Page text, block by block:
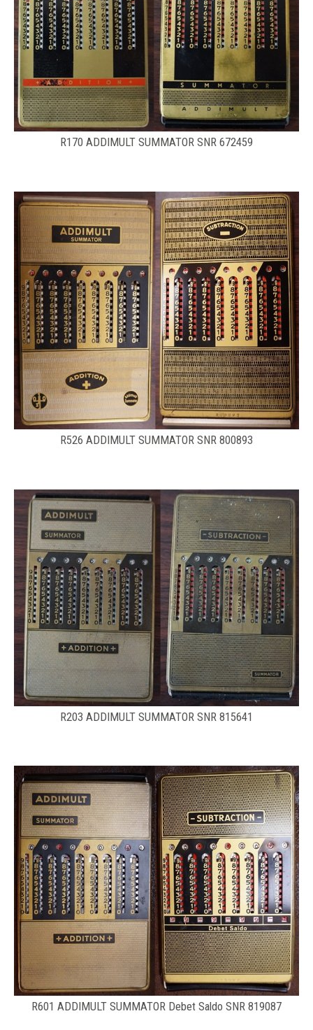
R170 ADDIMULT SUMMATOR SNR 672459
R526 ADDIMULT SUMMATOR SNR 800893
R203 ADDIMULT SUMMATOR SNR 815641
R601 ADDIMULT SUMMATOR Debet Saldo SNR 819087